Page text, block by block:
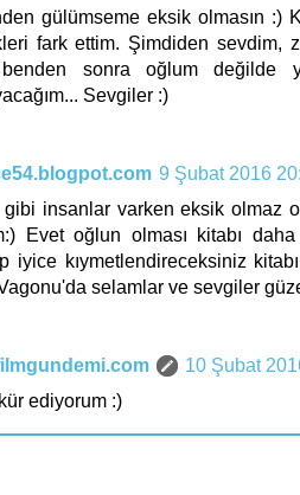
gülümseme eksik olmasın :)
fark ettim. Şimdiden sevdim,
sonra oğlum değilde
Sevgiler :)
9 Şubat 2016
gibi insanlar varken eksik olmaz
Evet oğlun olması kitabı
iyice kıymetlendireceksiniz
selamlar ve sevgiler
10 Şubat
ediyorum :)